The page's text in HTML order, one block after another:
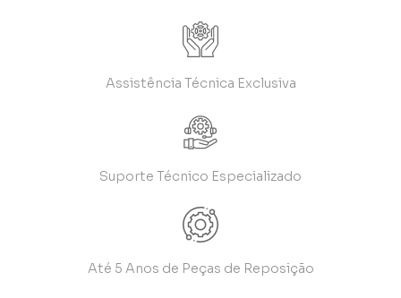
Assistência Técnica Exclusiva
Suporte Técnico Especializado
Até 5 Anos de Peças de Reposição